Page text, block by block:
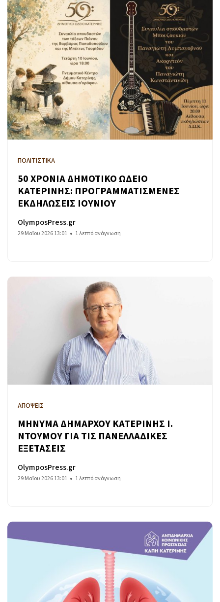
ΠΟΛΙΤΙΣΤΙΚΑ
50 ΧΡΟΝΙΑ ΔΗΜΟΤΙΚΟ ΩΔΕΙΟ
ΚΑΤΕΡΙΝΗΣ: ΠΡΟΓΡΑΜΜΑΤΙΣΜΕΝΕΣ
ΕΚΔΗΛΩΣΕΙΣ ΙΟΥΝΙΟΥ
OlymposPress.gr
29 Μαΐου 2026 13:01 1 λεπτό ανάγνωση
ΑΠΟΨΕΙΣ
ΜΗΝΥΜΑ ΔΗΜΑΡΧΟΥ ΚΑΤΕΡΙΝΗΣ Ι.
ΝΤΟΥΜΟΥ ΓΙΑ ΤΙΣ ΠΑΝΕΛΛΑΔΙΚΕΣ
ΕΞΕΤΑΣΕΙΣ
OlymposPress.gr
29 Μαΐου 2026 13:01 1 λεπτό ανάγνωση